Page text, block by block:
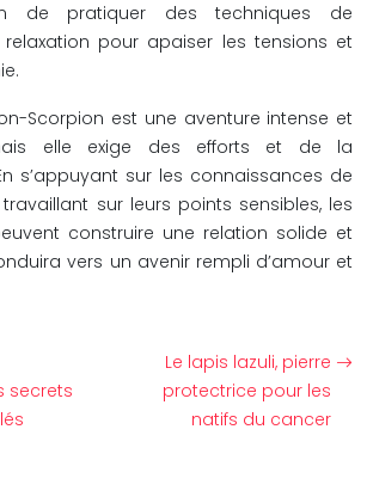
de pratiquer des techniques de
pour apaiser les tensions et
Scorpion est une aventure intense et
elle exige des efforts et de la
s’appuyant sur les connaissances de
sur leurs points sensibles, les
construire une relation solide et
vers un avenir rempli d’amour et
secrets
Le lapis lazuli, pierre
protectrice pour les
natifs du cancer